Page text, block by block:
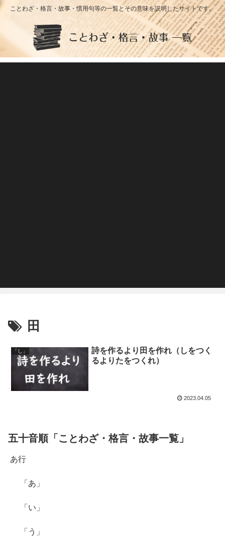
ことわざ・格言・故事・慣用句等の一覧とその意味を説明したサイトです。
田
「し」
詩を作るより田を作れ（しをつく
るよりたをつくれ）
2023.04.05
五十音順「ことわざ・格言・故事一覧」
あ行
「あ」
「い」
「う」